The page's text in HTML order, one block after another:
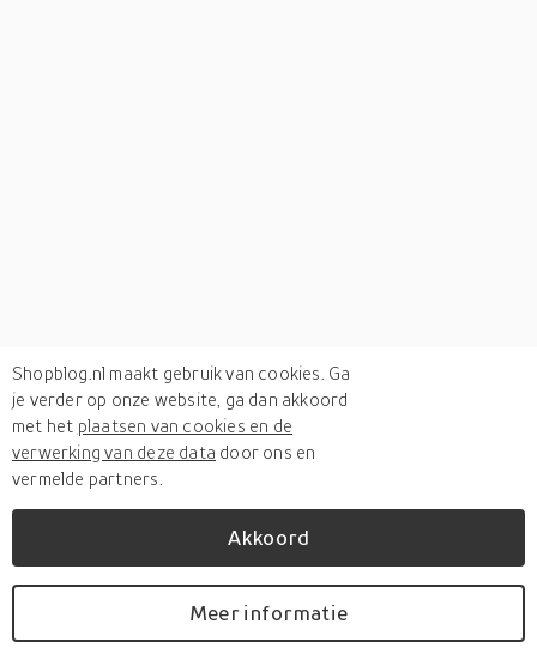
gerelateerde categorieën
Shopblog.nl maakt gebruik van cookies. Ga
je verder op onze website, ga dan akkoord
met het plaatsen van cookies en de
verwerking van deze data door ons en
vermelde partners.
Akkoord
Meer informatie